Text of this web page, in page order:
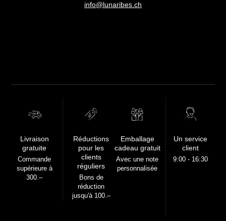
info@lunaribes.ch
FREE
Livraison
gratuite
Commande
supérieure à
300.–
Réductions
pour les
clients
réguliers
Bons de
réduction
jusqu'à 100.–
Emballage
cadeau gratuit
Avec une note
personnalisée
Un service
client
9:00 - 16:30